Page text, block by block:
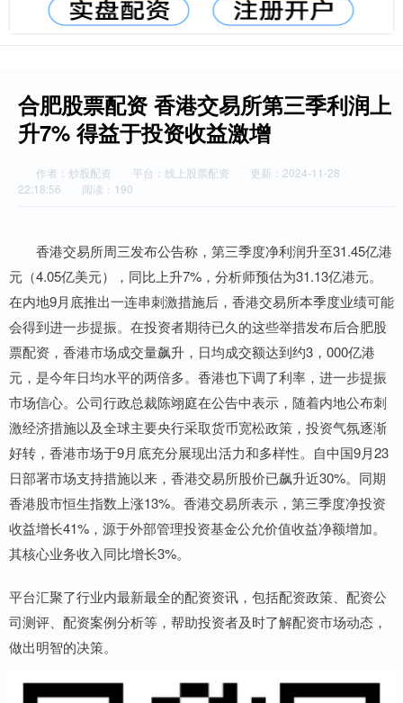
合肥股票配资 香港交易所第三季利润上
升7% 得益于投资收益激增
作者：炒股配资 平台：线上股票配资
更新：2024-11-28
22:18:56
阅读：190
香港交易所周三发布公告称，第三季度净利润升至31.45亿港
元（4.05亿美元），同比上升7%，分析师预估为31.13亿港元。
在内地9月底推出一连串刺激措施后，香港交易所本季度业绩可能
会得到进一步提振。在投资者期待已久的这些举措发布后合肥股
票配资，香港市场成交量飙升，日均成交额达到约3，000亿港
元，是今年日均水平的两倍多。香港也下调了利率，进一步提振
市场信心。公司行政总裁陈翊庭在公告中表示，随着内地公布刺
激经济措施以及全球主要央行采取货币宽松政策，投资气氛逐渐
好转，香港市场于9月底充分展现出活力和多样性。自中国9月23
日部署市场支持措施以来，香港交易所股价已飙升近30%。同期
香港股市恒生指数上涨13%。香港交易所表示，第三季度净投资
收益增长41%，源于外部管理投资基金公允价值收益净额增加。
其核心业务收入同比增长3%。
平台汇聚了行业内最新最全的配资资讯，包括配资政策、配资公
司测评、配资案例分析等，帮助投资者及时了解配资市场动态，
做出明智的决策。